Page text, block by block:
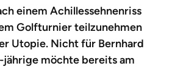
einem Achillessehnenriss
Golfturnier teilzunehmen
Utopie. Nicht für Bernhard
jährige möchte bereits am